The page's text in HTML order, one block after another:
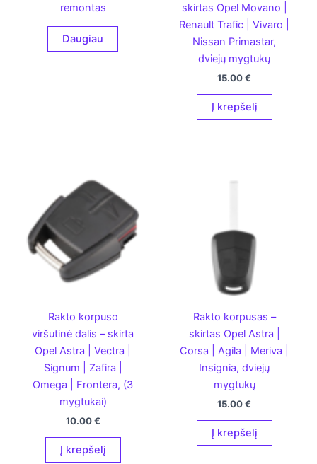
remontas
Daugiau
skirtas Opel Movano |
Renault Trafic | Vivaro |
Nissan Primastar,
dviejų mygtukų
15.00€
Į krepšelį
Rakto korpuso
viršutinė dalis – skirta
Opel Astra | Vectra |
Signum | Zafira |
Omega | Frontera, (3
mygtukai)
10.00€
Į krepšelį
Rakto korpusas –
skirtas Opel Astra |
Corsa | Agila | Meriva |
Insignia, dviejų
mygtukų
15.00€
Į krepšelį